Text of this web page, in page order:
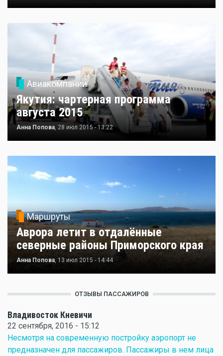
Авиакомпании
Якутия: чартерная программа
августа 2015
Анна Попова, 28 июл 2015 - 13:22
Маршруты
Аврора летит в отдалённые
северные районы Приморского края
Анна Попова, 13 июл 2015 - 14:44
ОТЗЫВЫ ПАССАЖИРОВ
Владивосток Кневичи
22 сентября, 2016 - 15:12
Несмотря на современную постройку аэропорт не
предназначен для пассажиров. Пассажиры в нем лица